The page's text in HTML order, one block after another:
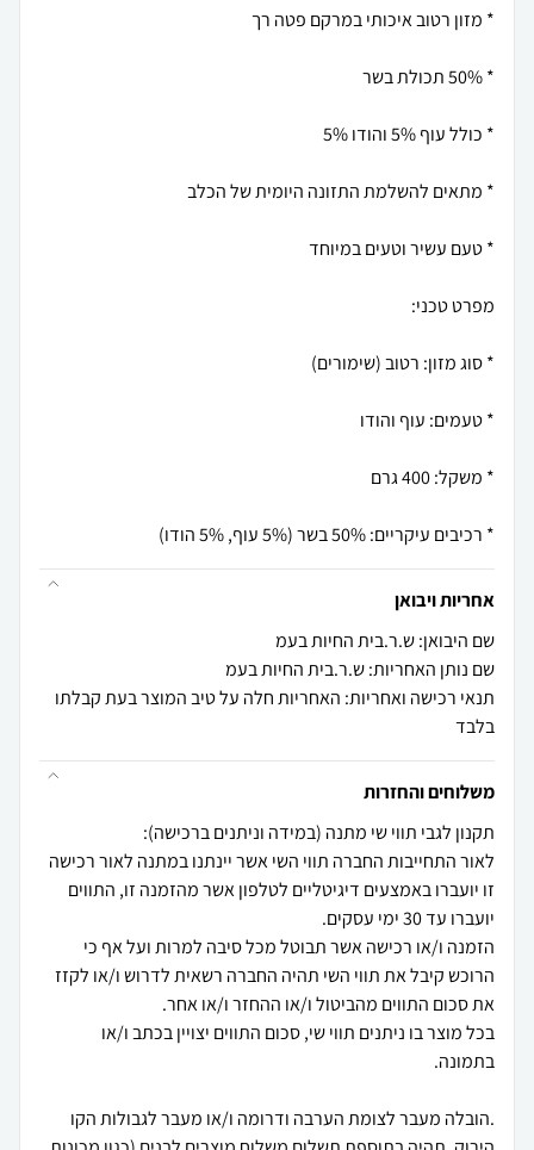
* רכיבים עיקריים: 50% בשר (5% עוף, 5% הודו)
אחריות ויבואן
שם היבואן: ש.ר.בית החיות בעמ
שם נותן האחריות: ש.ר.בית החיות בעמ
תנאי רכישה ואחריות: האחריות חלה על טיב המוצר בעת קבלתו
בלבד
משלוחים והחזרות
לאור התחייבות החברה תווי השי אשר יינתנו במתנה לאור רכישה
זו יועברו באמצעים דיגיטליים לטלפון אשר מהזמנה זו, התווים
הזמנה ו/או רכישה אשר תבוטל מכל סיבה למרות ועל אף כי
הרוכש קיבל את תווי השי תהיה החברה רשאית לדרוש ו/או לקזז
בכל מוצר בו ניתנים תווי שי, סכום התווים יצויין בכתב ו/או
.הובלה מעבר לצומת הערבה ודרומה ו/או מעבר לגבולות הקו